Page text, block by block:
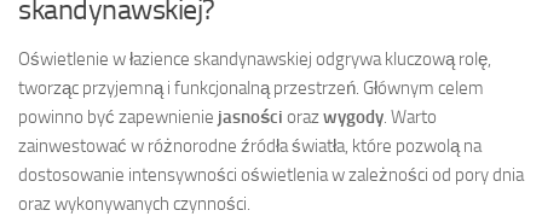
skandynawskiej?
Oświetlenie w łazience skandynawskiej odgrywa kluczową rolę,
tworząc przyjemną i funkcjonalną przestrzeń. Głównym celem
powinno być zapewnienie jasności orazwygody . Warto
zainwestować w różnorodne źródła światła, które pozwolą na
dostosowanie intensywności oświetlenia w zależności od pory dnia
oraz wykonywanych czynności.